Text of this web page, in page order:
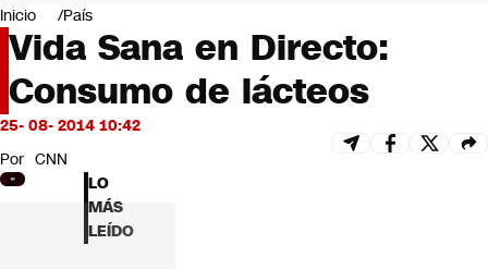
Negocios
Deportes
Programas completos
Cultura
Servicios
Bits
CNN Data
CNN tiempo
Futuro 360
Inicio País
Vida Sana en Directo:
Consumo de lácteos
25- 08- 2014 10:42
Por CNN
LO
MÁS
LEÍDO